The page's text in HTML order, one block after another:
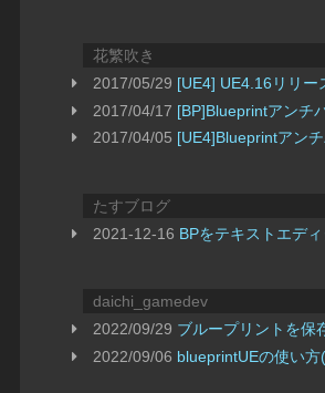
花繁吹き
2017/05/29 [UE4] UE4.16リリー
2017/04/17 [BP]Blueprintアンチ
2017/04/05 [UE4]Blueprintアン
たすブログ
2021-12-16 BPをテキストエデ
daichi_gamedev
2022/09/29 ブループリントを保
2022/09/06 blueprintUEの使い